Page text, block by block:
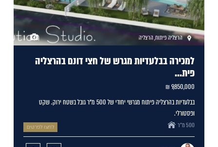
1 הרצליה פיתוח,הרצליה
למכירה בבלעדיות מגרש של חצי דונם בהרצליה
פית...
9,850,000 ₪
בבלעדיות בהרצליה פיתוח מגרשי יחודי של 500 מ"ר גובל בשטח ירוק. שקט
ופסטורלי.
500 מ"ר לחצו לפרטים